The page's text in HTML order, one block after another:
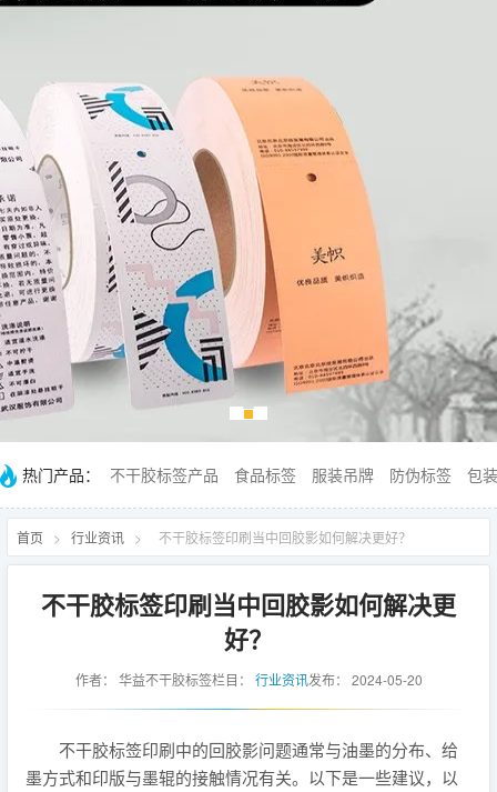
热门产品： 不干胶标签产品 食品标签 服装吊牌 防伪标签 包
首页 > 行业资讯 > 不干胶标签印刷当中回胶影如何解决更好？
不干胶标签印刷当中回胶影如何解决更
好？
作者： 华益不干胶标签栏目： 行业资讯发布： 2024-05-20
不干胶标签印刷中的回胶影问题通常与油墨的分布、给
墨方式和印版与墨辊的接触情况有关。以下是一些建议，以